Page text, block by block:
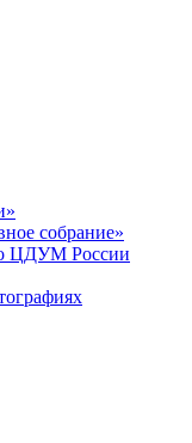
собрание»
о ЦДУМ России